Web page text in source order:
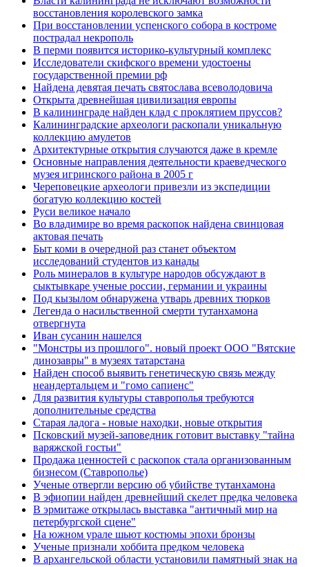
восстановления королевского замка
При восстановлении успенского собора в костроме
пострадал некрополь
В перми появится историко-культурный комплекс
Исследователи скифского времени удостоены
государственной премии рф
Найдена девятая печать святослава всеволодовича
Открыта древнейшая цивилизация европы
В калининграде найден клад с проклятием пруссов?
Калининградские археологи раскопали уникальную
коллекцию амулетов
Архитектурные открытия случаются даже в кремле
Основные направления деятельности краеведческого
музея игринского района в 2005 г
Череповецкие археологи привезли из экспедиции
богатую коллекцию костей
Руси великое начало
Во владимире во время раскопок найдена свинцовая
актовая печать
Быт коми в очередной раз станет объектом
исследований студентов из канады
Роль минералов в культуре народов обсуждают в
сыктывкаре ученые россии, германии и украины
Под кызылом обнаружена утварь древних тюрков
Легенда о насильственной смерти тутанхамона
отвергнута
Иван сусанин нашелся
"Монстры из прошлого". новый проект ООО "Вятские
динозавры" в музеях татарстана
Найден способ выявить генетическую связь между
неандертальцем и "гомо сапиенс"
Для развития культуры ставрополья требуются
дополнительные средства
Старая ладога - новые находки, новые открытия
Псковский музей-заповедник готовит выставку "тайна
варяжской гостьи"
Продажа ценностей с раскопок стала организованным
бизнесом (Ставрополье)
Ученые отвергли версию об убийстве тутанхамона
В эфиопии найден древнейший скелет предка человека
В эрмитаже открылась выставка "античный мир на
петербургской сцене"
На южном урале шьют костюмы эпохи бронзы
Ученые признали хоббита предком человека
В архангельской области установили памятный знак на